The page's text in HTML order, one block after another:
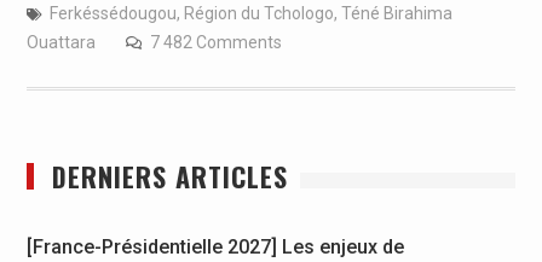
Ferkéssédougou, Région du Tchologo, Téné Birahima
Ouattara
7 482 Comments
DERNIERS ARTICLES
[France-Présidentielle 2027] Les enjeux de